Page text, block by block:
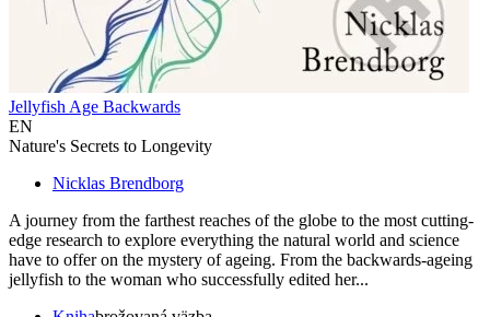
Jellyfish Age Backwards
EN
Nature's Secrets to Longevity
Nicklas Brendborg
A journey from the farthest reaches of the globe to the most cutting-
edge research to explore everything the natural world and science
have to offer on the mystery of ageing. From the backwards-ageing
jellyfish to the woman who successfully edited her...